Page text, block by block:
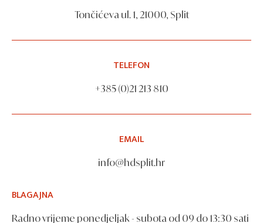
Tončićeva ul. 1, 21000, Split
TELEFON
+385 (0)21 213 810
EMAIL
info@hdsplit.hr
BLAGAJNA
Radno vrijeme ponedjeljak - subota od 09 do 13:30 sati